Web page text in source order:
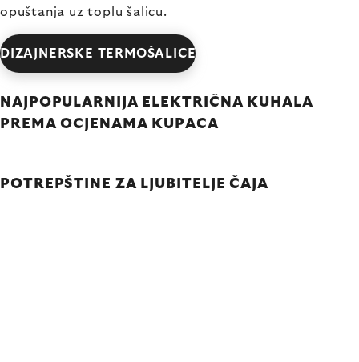
opuštanja uz toplu šalicu.
DIZAJNERSKE TERMOŠALICE
NAJPOPULARNIJA ELEKTRIČNA KUHALA
PREMA OCJENAMA KUPACA
POTREPŠTINE ZA LJUBITELJE ČAJA